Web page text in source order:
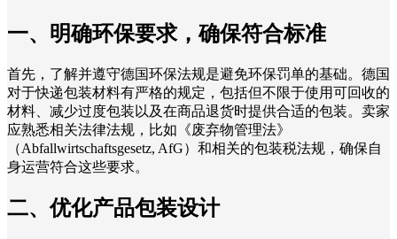
一、明确环保要求，确保符合标准
首先，了解并遵守德国环保法规是避免环保罚单的基础。德国
对于快递包装材料有严格的规定，包括但不限于使用可回收的
材料、减少过度包装以及在商品退货时提供合适的包装。卖家
应熟悉相关法律法规，比如《废弃物管理法》
（Abfallwirtschaftsgesetz, AfG）和相关的包装税法规，确保自
身运营符合这些要求。
二、优化产品包装设计